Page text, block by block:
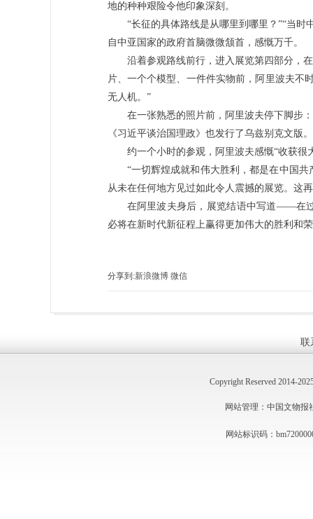
地的种种艰险令他印象深刻。
“长征的具体路线是从哪里到哪里？”“当
自中亚国家的政府首脑微微颔首，感慨万千。
沿着参观路线前行，进入展览第四部分，
片、一个个模型、一件件实物前，阿里波夫不
无人机。”
在一张熟悉的照片前，阿里波夫停下脚步
《习近平谈治国理政》也发行了乌兹别克文版。
约一个小时的参观，阿里波夫感慨“收获
“一切辉煌成就和伟大胜利，都是在中国
从未在任何地方见过如此令人震撼的展览。这
在阿里波夫身后，展览结语中写道——在
必将在新时代新征程上赢得更加伟大的胜利和
分享到:新浪微博 微信
联
Copyright Reserved 2014-
网站管理：中国文物报
网站标识码：